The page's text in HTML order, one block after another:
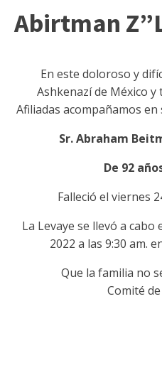
Abirtman
En este doloroso y
Ashkenazí de México
Afiliadas acompañamos
Sr. Abraham
De 92
Falleció el viernes
La Levaye se llevó a
2022 a las 9:30 am.
Que la familia no
Comité